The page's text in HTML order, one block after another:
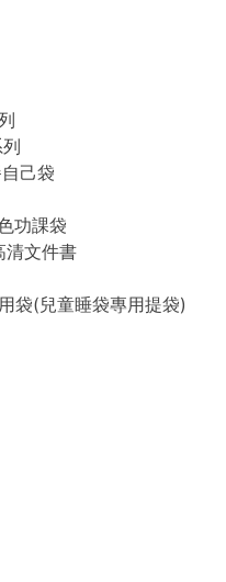
己袋
功課袋
清文件書
袋(兒童睡袋專用提袋)